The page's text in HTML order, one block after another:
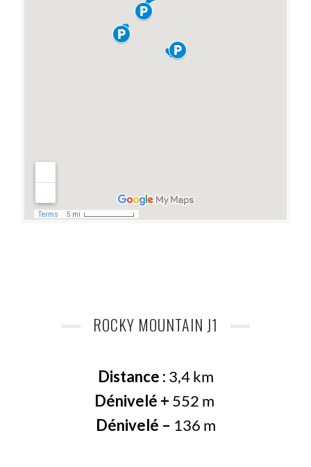
ROCKY MOUNTAIN J1
Distance : 3,4 km
Dénivelé + 552 m
Dénivelé – 136 m